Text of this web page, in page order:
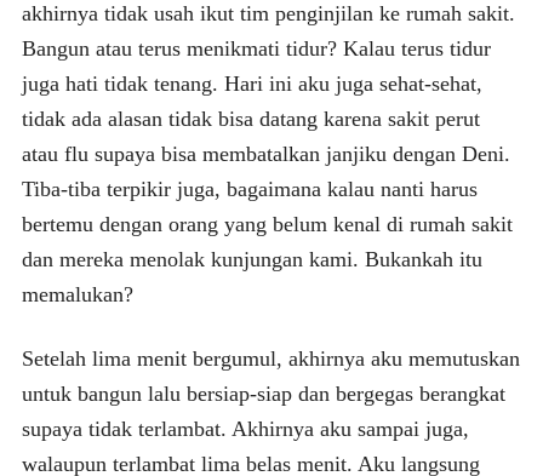
akhirnya tidak usah ikut tim penginjilan ke rumah sakit.
Bangun atau terus menikmati tidur? Kalau terus tidur
juga hati tidak tenang. Hari ini aku juga sehat-sehat,
tidak ada alasan tidak bisa datang karena sakit perut
atau flu supaya bisa membatalkan janjiku dengan Deni.
Tiba-tiba terpikir juga, bagaimana kalau nanti harus
bertemu dengan orang yang belum kenal di rumah sakit
dan mereka menolak kunjungan kami. Bukankah itu
memalukan?
Setelah lima menit bergumul, akhirnya aku memutuskan
untuk bangun lalu bersiap-siap dan bergegas berangkat
supaya tidak terlambat. Akhirnya aku sampai juga,
walaupun terlambat lima belas menit. Aku langsung